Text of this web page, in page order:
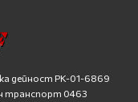
дейност PK-01-6869
транспорт 0463